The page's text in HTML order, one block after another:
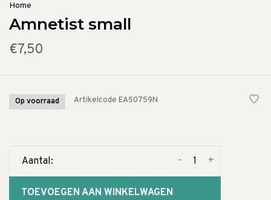
Home
Amnetist small
€7,50
Op voorraad Artikelcode EA50759N
Aantal: +
-
TOEVOEGEN AAN WINKELWAGEN